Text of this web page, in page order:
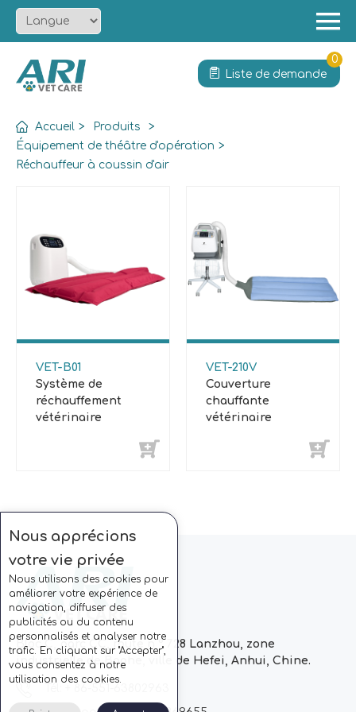
Solution
Liste de demande
0
Accueil > Produits
>
Équipement de théâtre d'opération >
Réchauffeur à coussin d'air
VET-B01
Système de
réchauffement
vétérinaire
VET-210V
Couverture
chauffante
vétérinaire
Bloc C, parc CC, route n ° 728 Lanzhou, zone
industrielle de Baohe, ville de Hefei, Anhui, Chine.
Nous apprécions
votre vie privée
Nous utilisons des cookies pour
améliorer votre expérience de
navigation, diffuser des
publicités ou du contenu
personnalisés et analyser notre
trafic. En cliquant sur "Accepter",
vous consentez à notre
utilisation des cookies.